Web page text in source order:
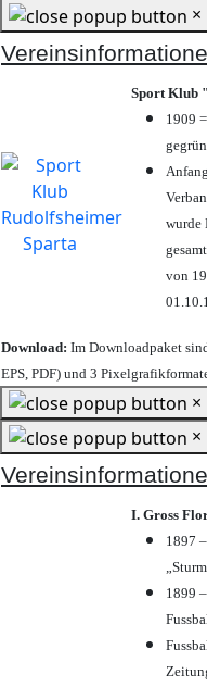
×
Sport Klub
1909
wurde
von
Download: Im Downloadpaket
EPS, PDF) und 3
×
×
I. Gross
1897
1899